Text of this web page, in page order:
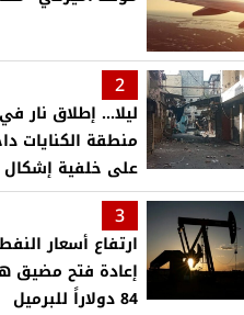
2
ليلا... إطلاق نار
منطقة الكنايات
على خلفية
3
ارتفاع أسعار
إعادة فتح مضيق
84 دولاراً للبرميل